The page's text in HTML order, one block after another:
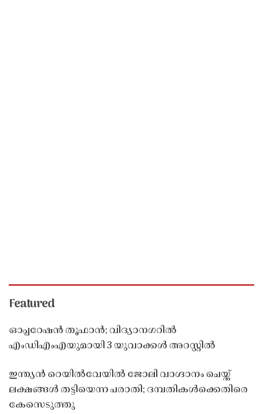
Featured
ഓപ്പറേഷൻ തൂഫാൻ; വിദ്യാനഗറിൽ
എംഡിഎംഎയുമായി 3 യുവാക്കൾ അറസ്റ്റിൽ
ഇന്ത്യൻ റെയിൽവേയിൽ ജോലി വാഗ്ദാനം ചെയ്ത്
ലക്ഷങ്ങൾ തട്ടിയെന്ന പരാതി; ദമ്പതികൾക്കെതിരെ
കേസെടുത്തു